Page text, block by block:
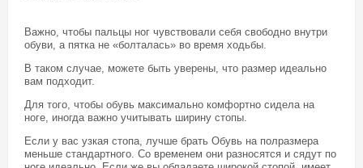
Важно, чтобы пальцы ног чувствовали себя свободно внутри
обуви, а пятка не «болталась» во время ходьбы.
В таком случае, можете быть уверены, что размер идеально
вам подходит.
Для того, чтобы обувь максимально комфортно сидела на
ноге, иногда важно учитывать ширину стопы.
Если у вас узкая стопа, лучше брать Обувь на полразмера
меньше стандартного. Со временем они разносятся и сядут по